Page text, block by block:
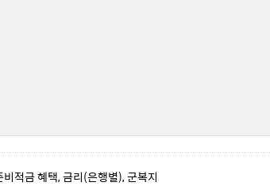
적금 혜택, 금리(은행별), 군복지